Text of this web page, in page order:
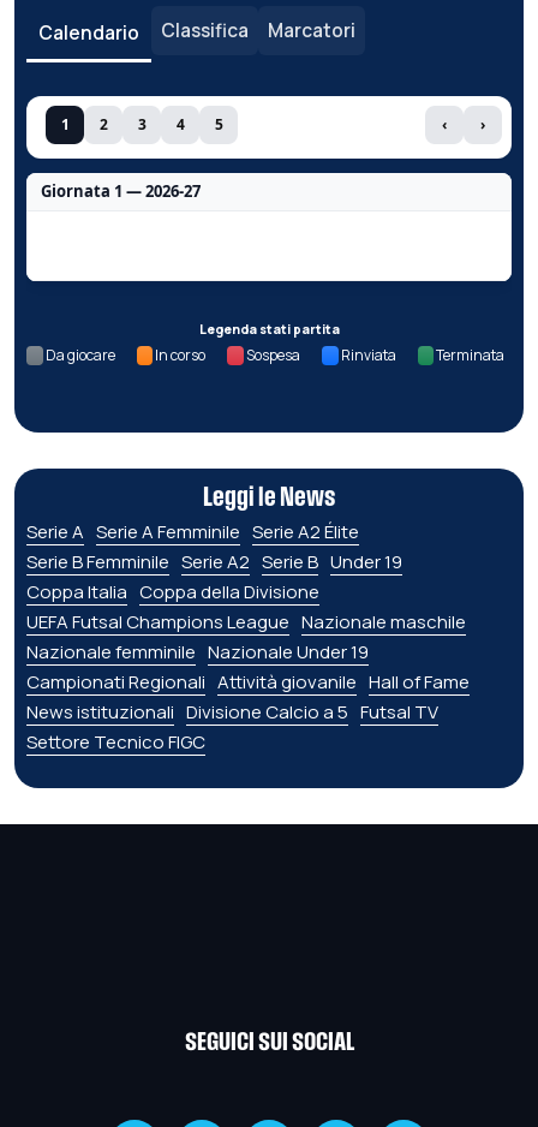
Calendario Classifica Marcatori
1 2 3 4 5 ‹ ›
Giornata 1 — 2026-27
Legenda stati partita
Da giocare In corso Sospesa Rinviata Terminata
Leggi le News
Serie A Serie A Femminile Serie A2 Élite
Serie B Femminile Serie A2 Serie B Under 19
Coppa Italia Coppa della Divisione
UEFA Futsal Champions League Nazionale maschile
Nazionale femminile Nazionale Under 19
Campionati Regionali Attività giovanile Hall of Fame
News istituzionali Divisione Calcio a 5 Futsal TV
Settore Tecnico FIGC
SEGUICI SUI SOCIAL